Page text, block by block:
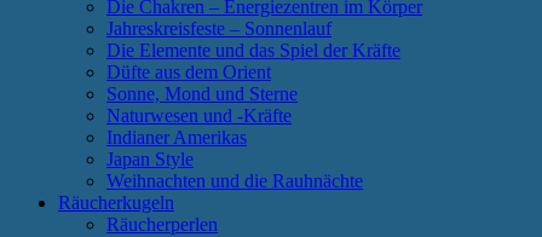
Die Chakren – Energiezentren im Körper
Jahreskreisfeste – Sonnenlauf
Die Elemente und das Spiel der Kräfte
Düfte aus dem Orient
Sonne, Mond und Sterne
Naturwesen und -Kräfte
Indianer Amerikas
Japan Style
Weihnachten und die Rauhnächte
Räucherkugeln
Räucherperlen